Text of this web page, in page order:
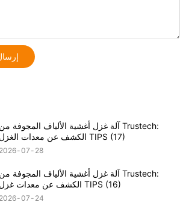
آلة غزل أغشية الألياف المجوفة من Trustech:
الكشف عن معدات الغزل TIPS (17)
2026 07 28
آلة غزل أغشية الألياف المجوفة من Trustech:
الكشف عن معدات غزل TIPS (16)
2026 07 24